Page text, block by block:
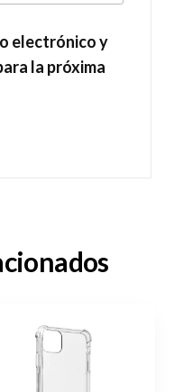
electrónico y
la próxima